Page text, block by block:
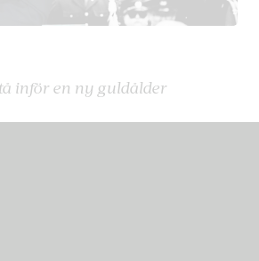
inför en ny guldålder